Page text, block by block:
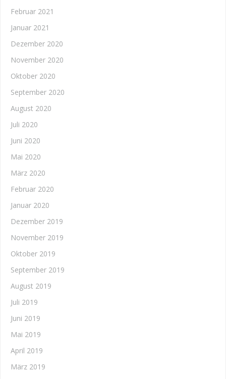
Februar 2021
Januar 2021
Dezember 2020
November 2020
Oktober 2020
September 2020
August 2020
Juli 2020
Juni 2020
Mai 2020
März 2020
Februar 2020
Januar 2020
Dezember 2019
November 2019
Oktober 2019
September 2019
August 2019
Juli 2019
Juni 2019
Mai 2019
April 2019
März 2019